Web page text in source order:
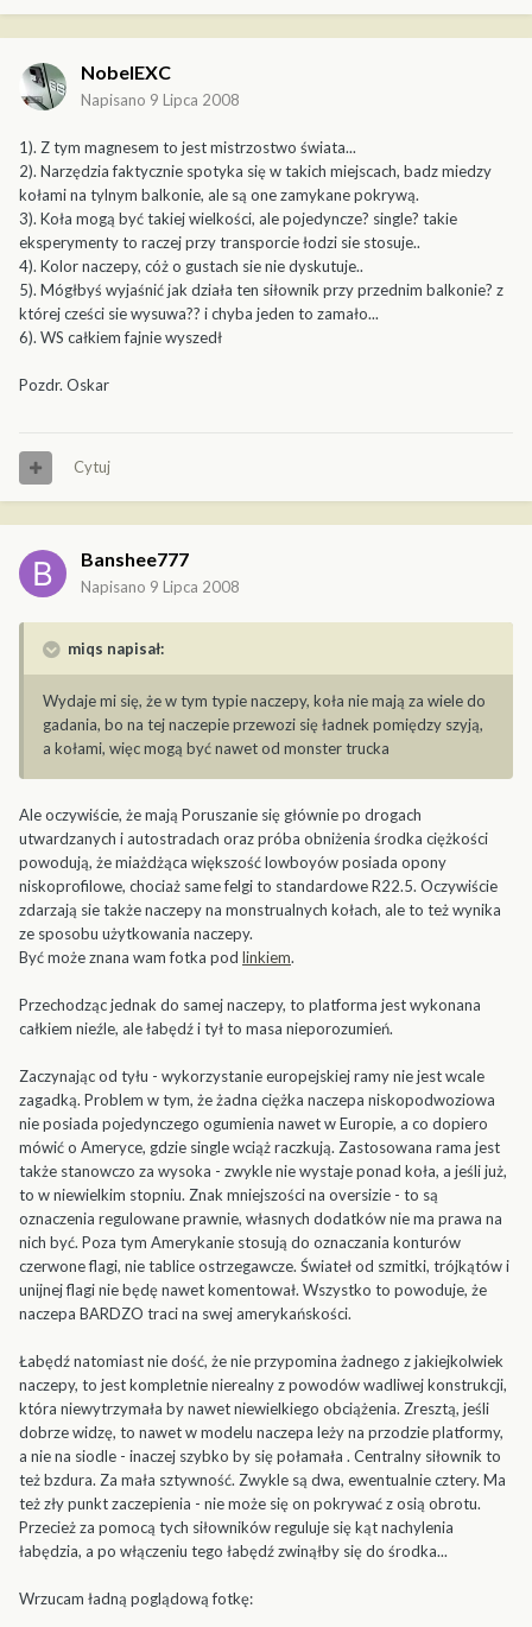
NobelEXC
Napisano 9 Lipca 2008
1). Z tym magnesem to jest mistrzostwo świata...
2). Narzędzia faktycznie spotyka się w takich miejscach, badz miedzy
kołami na tylnym balkonie, ale są one zamykane pokrywą.
3). Koła mogą być takiej wielkości, ale pojedyncze? single? takie
eksperymenty to raczej przy transporcie łodzi sie stosuje..
4). Kolor naczepy, cóż o gustach sie nie dyskutuje..
5). Mógłbyś wyjaśnić jak działa ten siłownik przy przednim balkonie? z
której cześci sie wysuwa?? i chyba jeden to zamało...
6). WS całkiem fajnie wyszedł
Pozdr. Oskar
Cytuj
Banshee777
Napisano 9 Lipca 2008
miqs napisał:
Wydaje mi się, że w tym typie naczepy, koła nie mają za wiele do
gadania, bo na tej naczepie przewozi się ładnek pomiędzy szyją,
a kołami, więc mogą być nawet od monster trucka
Ale oczywiście, że mają Poruszanie się głównie po drogach
utwardzanych i autostradach oraz próba obniżenia środka ciężkości
powodują, że miażdżąca większość lowboyów posiada opony
niskoprofilowe, chociaż same felgi to standardowe R22.5. Oczywiście
zdarzają sie także naczepy na monstrualnych kołach, ale to też wynika
ze sposobu użytkowania naczepy.
Być może znana wam fotka pod linkiem.
Przechodząc jednak do samej naczepy, to platforma jest wykonana
całkiem nieźle, ale łabędź i tył to masa nieporozumień.
Zaczynając od tyłu - wykorzystanie europejskiej ramy nie jest wcale
zagadką. Problem w tym, że żadna ciężka naczepa niskopodwoziowa
nie posiada pojedynczego ogumienia nawet w Europie, a co dopiero
mówić o Ameryce, gdzie single wciąż raczkują. Zastosowana rama jest
także stanowczo za wysoka - zwykle nie wystaje ponad koła, a jeśli już,
to w niewielkim stopniu. Znak mniejszości na oversizie - to są
oznaczenia regulowane prawnie, własnych dodatków nie ma prawa na
nich być. Poza tym Amerykanie stosują do oznaczania konturów
czerwone flagi, nie tablice ostrzegawcze. Świateł od szmitki, trójkątów i
unijnej flagi nie będę nawet komentował. Wszystko to powoduje, że
naczepa BARDZO traci na swej amerykańskości.
Łabędź natomiast nie dość, że nie przypomina żadnego z jakiejkolwiek
naczepy, to jest kompletnie nierealny z powodów wadliwej konstrukcji,
która niewytrzymała by nawet niewielkiego obciążenia. Zresztą, jeśli
dobrze widzę, to nawet w modelu naczepa leży na przodzie platformy,
a nie na siodle - inaczej szybko by się połamała . Centralny siłownik to
też bzdura. Za mała sztywność. Zwykle są dwa, ewentualnie cztery. Ma
też zły punkt zaczepienia - nie może się on pokrywać z osią obrotu.
Przecież za pomocą tych siłowników reguluje się kąt nachylenia
łabędzia, a po włączeniu tego łabędź zwinąłby się do środka...
Wrzucam ładną poglądową fotkę: